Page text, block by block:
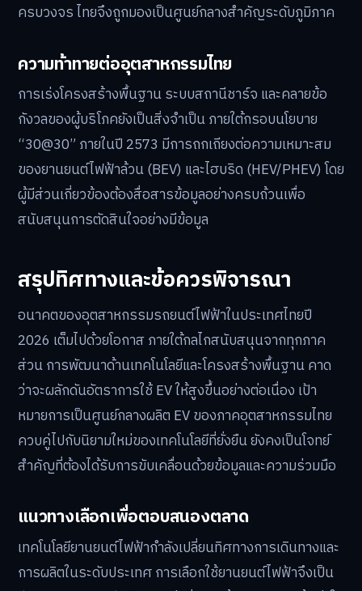
ครบวงจร ไทยจึงถูกมองเป็นศูนย์กลางสำคัญระดับภูมิภาค
ความท้าทายต่ออุตสาหกรรมไทย
การเร่งโครงสร้างพื้นฐาน ระบบสถานีชาร์จ และคลายข้อ
กังวลของผู้บริโภคยังเป็นสิ่งจำเป็น ภายใต้กรอบนโยบาย
“30@30” ภายในปี 2573 มีการถกเถียงต่อความเหมาะสม
ของยานยนต์ไฟฟ้าล้วน (BEV) และไฮบริด (HEV/PHEV) โดย
ผู้มีส่วนเกี่ยวข้องต้องสื่อสารข้อมูลอย่างครบถ้วนเพื่อ
สนับสนุนการตัดสินใจอย่างมีข้อมูล
สรุปทิศทางและข้อควรพิจารณา
อนาคตของอุตสาหกรรมรถยนต์ไฟฟ้าในประเทศไทยปี
2026 เต็มไปด้วยโอกาส ภายใต้กลไกสนับสนุนจากทุกภาค
ส่วน การพัฒนาด้านเทคโนโลยีและโครงสร้างพื้นฐาน คาด
ว่าจะผลักดันอัตราการใช้ EV ให้สูงขึ้นอย่างต่อเนื่อง เป้า
หมายการเป็นศูนย์กลางผลิต EV ของภาคอุตสาหกรรมไทย
ควบคู่ไปกับนิยามใหม่ของเทคโนโลยีที่ยั่งยืน ยังคงเป็นโจทย์
สำคัญที่ต้องได้รับการขับเคลื่อนด้วยข้อมูลและความร่วมมือ
แนวทางเลือกเพื่อตอบสนองตลาด
เทคโนโลยียานยนต์ไฟฟ้ากำลังเปลี่ยนทิศทางการเดินทางและ
การผลิตในระดับประเทศ การเลือกใช้ยานยนต์ไฟฟ้าจึงเป็น